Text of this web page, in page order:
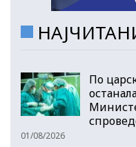
По
01/08/2026